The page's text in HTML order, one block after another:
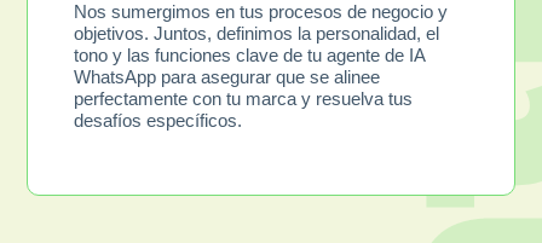
Nos sumergimos en tus procesos de negocio y
objetivos. Juntos, definimos la personalidad, el
tono y las funciones clave de tu agente de IA
WhatsApp para asegurar que se alinee
perfectamente con tu marca y resuelva tus
desafíos específicos.